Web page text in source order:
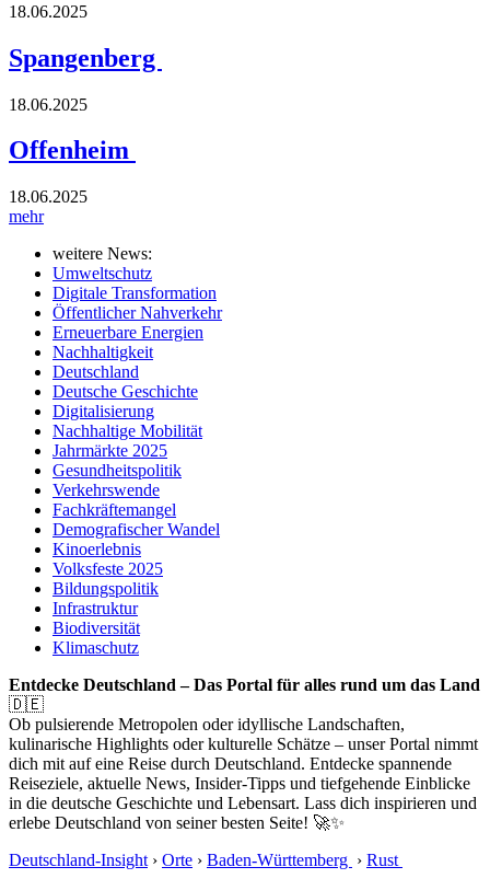
18.06.2025
Spangenberg
18.06.2025
Offenheim
18.06.2025
mehr
weitere News:
Umweltschutz
Digitale Transformation
Öffentlicher Nahverkehr
Erneuerbare Energien
Nachhaltigkeit
Deutschland
Deutsche Geschichte
Digitalisierung
Nachhaltige Mobilität
Jahrmärkte 2025
Gesundheitspolitik
Verkehrswende
Fachkräftemangel
Demografischer Wandel
Kinoerlebnis
Volksfeste 2025
Bildungspolitik
Infrastruktur
Biodiversität
Klimaschutz
Entdecke Deutschland – Das Portal für alles rund um das Land
🇩🇪
Ob pulsierende Metropolen oder idyllische Landschaften,
kulinarische Highlights oder kulturelle Schätze – unser Portal nimmt
dich mit auf eine Reise durch Deutschland. Entdecke spannende
Reiseziele, aktuelle News, Insider-Tipps und tiefgehende Einblicke
in die deutsche Geschichte und Lebensart. Lass dich inspirieren und
erlebe Deutschland von seiner besten Seite! 🚀✨
Deutschland-Insight › Orte › Baden-Württemberg › Rust